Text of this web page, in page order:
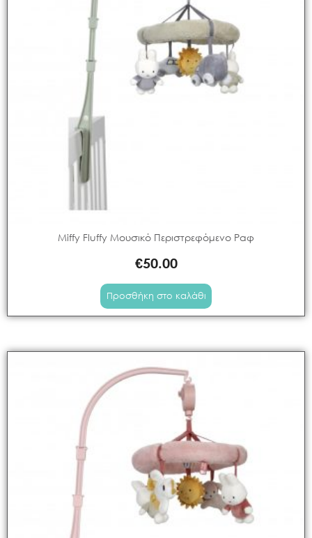
Miffy Fluffy Μουσικό Περιστρεφόμενο Ραφ
€50.00
Προσθήκη στο καλάθι